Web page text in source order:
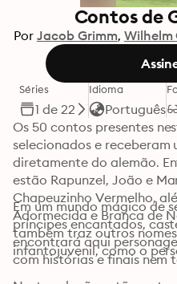
Contos de
Por Jacob Grimm Wilhelm
Séries
1 de 22
Idioma
Português
Os 50 contos presentes
selecionados e
diretamente do alemão.
estão Rapunzel, João e
Chapeuzinho Vermelho,
Adormecida e Branca de
também traz outros
Em um mundo mágico de
príncipes encantados,
encontrará aqui